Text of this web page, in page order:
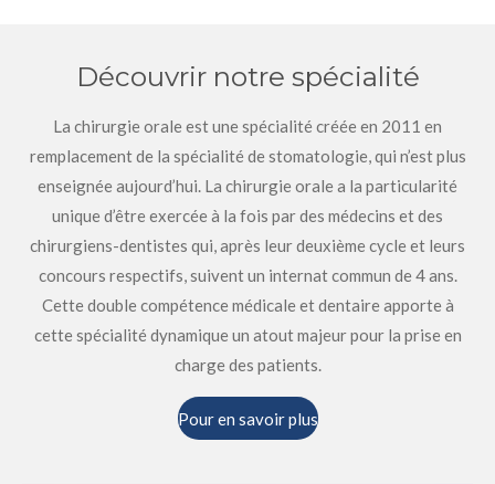
Découvrir notre spécialité
La chirurgie orale est une spécialité créée en 2011 en
remplacement de la spécialité de stomatologie, qui n’est plus
enseignée aujourd’hui. La chirurgie orale a la particularité
unique d’être exercée à la fois par des médecins et des
chirurgiens-dentistes qui, après leur deuxième cycle et leurs
concours respectifs, suivent un internat commun de 4 ans.
Cette double compétence médicale et dentaire apporte à
cette spécialité dynamique un atout majeur pour la prise en
charge des patients.
Pour en savoir plus